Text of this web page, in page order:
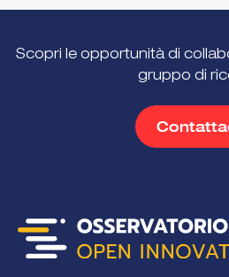
Scopri le opportunità di
gruppo di